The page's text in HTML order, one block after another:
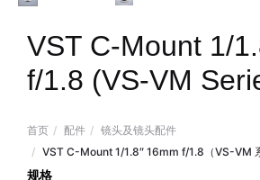
VST C-Mount 1/
f/1.8 (VS-VM
首页 配件
镜头及镜头配件
VST C-Mount 1/1.8″ 16mm f/1.8（VS-VM
规格